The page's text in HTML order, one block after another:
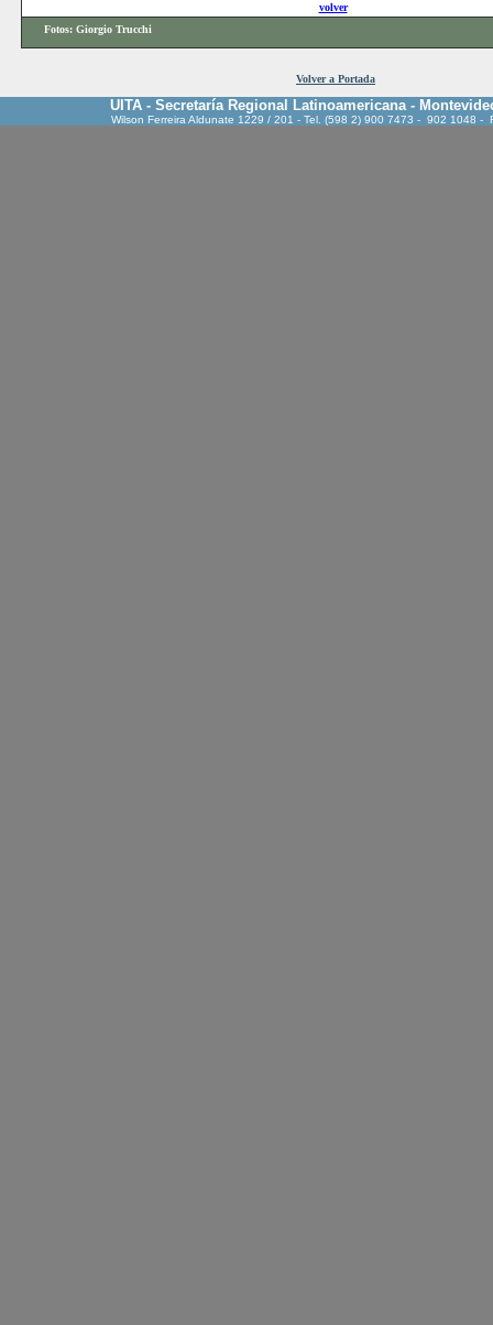
volver
Fotos: Giorgio Trucchi
Volver a Portada
UITA - Secretaría Regional Latinoamericana -
Wilson Ferreira Aldunate 1229 / 201 - Tel. (598 2) 900 7473 - 902 1048 -